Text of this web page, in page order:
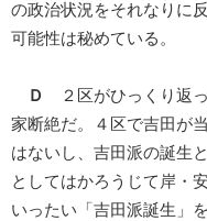
の政治状況をそれなりに
可能性は秘めている。
Ｄ
２区がひっくり返
家断絶だ。４区で吉田が
はないし、吉田派の誕生
としてはかろうじて岸・
いったい「吉田派誕生」